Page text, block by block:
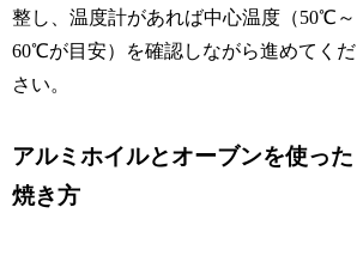
整し、温度計があれば中心温度（50℃～
60℃が目安）を確認しながら進めてくだ
さい。
アルミホイルとオーブンを使った
焼き方